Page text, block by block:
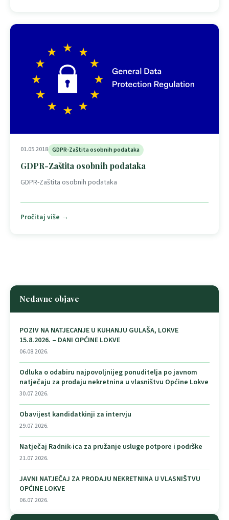
01.05.2018 GDPR-Zaštita osobnih podataka
GDPR-Zaštita osobnih podataka
GDPR-Zaštita osobnih podataka
Pročitaj više →
Nedavne objave
POZIV NA NATJECANJE U KUHANJU GULAŠA, LOKVE
15.8.2026. – DANI OPĆINE LOKVE
06.08.2026.
Odluka o odabiru najpovoljnijeg ponuditelja po javnom
natječaju za prodaju nekretnina u vlasništvu Općine Lokve
30.07.2026.
Obavijest kandidatkinji za intervju
29.07.2026.
Natječaj Radnik-ica za pružanje usluge potpore i podrške
21.07.2026.
JAVNI NATJEČAJ ZA PRODAJU NEKRETNINA U VLASNIŠTVU
OPĆINE LOKVE
06.07.2026.